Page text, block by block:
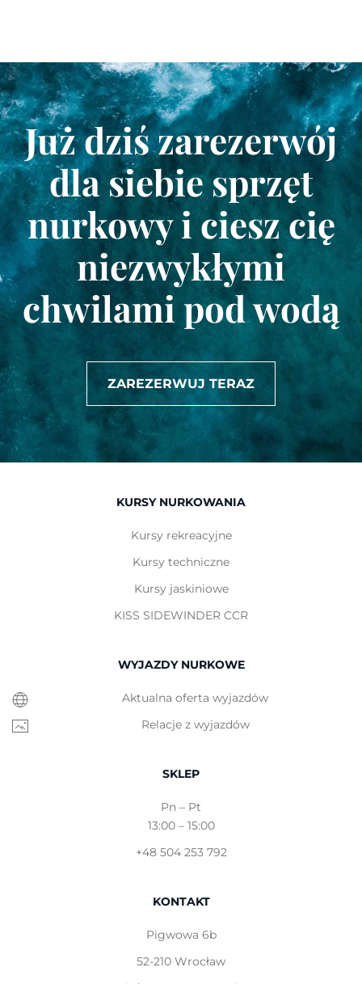
Już dziś zarezerwój
dla siebie sprzęt
nurkowy i ciesz cię
niezwykłymi
chwilami pod wodą
ZAREZERWUJ TERAZ
KURSY NURKOWANIA
Kursy rekreacyjne
Kursy techniczne
Kursy jaskiniowe
KISS SIDEWINDER CCR
WYJAZDY NURKOWE
Aktualna oferta wyjazdów
Relacje z wyjazdów
SKLEP
Pn – Pt
13:00 – 15:00
+48 504 253 792
KONTAKT
Pigwowa 6b
52-210 Wrocław